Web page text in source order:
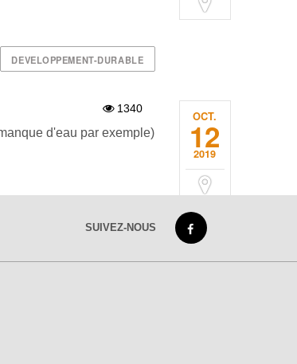
DEVELOPPEMENT-DURABLE
OCT.
12
2019
1340
d'eau par exemple)
SUIVEZ-NOUS